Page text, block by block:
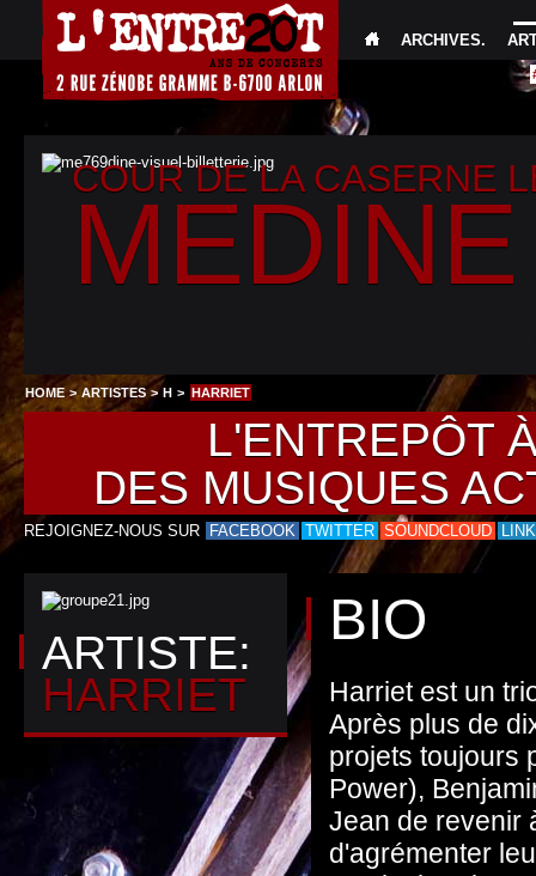
ARCHIVES.
COUR DE LA CASERNE
MEDINE
HOME >ARTISTES>H > HARRIET
L'ENTREPÔT
DES MUSIQUES
REJOIGNEZ-NOUS SUR FACEBOOK TWITTER SOUNDCLOUD
ARTISTE:
HARRIET
BIO
Harriet est un
Après plus de
projets toujours
Power),
Jean de revenir
d'agrémenter